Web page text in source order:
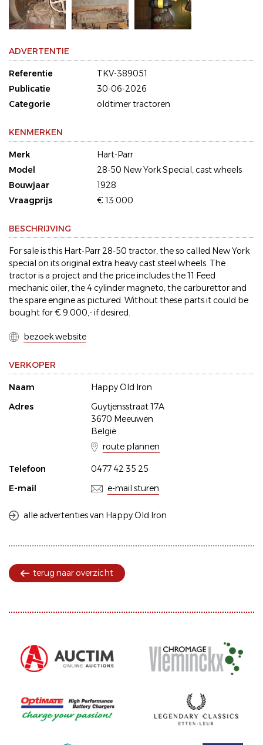
ADVERTENTIE
Referentie
TKV-389051
Publicatie
30-06-2026
Categorie
oldtimer tractoren
KENMERKEN
Merk
Hart-Parr
Model
28-50 New York Special, cast wheels
Bouwjaar
1928
Vraagprijs
€ 13.000
BESCHRIJVING
For sale is this Hart-Parr 28-50 tractor, the so called New York
special on its original extra heavy cast steel wheels. The
tractor is a project and the price includes the 11 Feed
mechanic oiler, the 4 cylinder magneto, the carburettor and
the spare engine as pictured. Without these parts it could be
bought for € 9.000,- if desired.
bezoek website
VERKOPER
Naam
Happy Old Iron
Adres
Guytjensstraat 17A
3670 Meeuwen
België
route plannen
Telefoon
0477 42 35 25
E-mail
e-mail sturen
alle advertenties van Happy Old Iron
terug naar overzicht